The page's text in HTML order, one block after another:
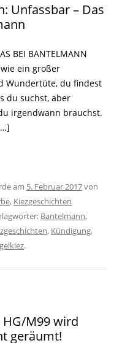
Unfassbar – Das
BEI BANTELMANN
ein großer
Wundertüte, du findest
du suchst, aber
irgendwann brauchst.
am 5. Februar 2017von
, Kiezgeschichten
Bantelmann,
, Kündigung,
.
M99 wird
geräumt!